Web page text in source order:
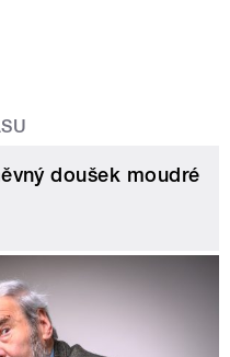
doušek moudré